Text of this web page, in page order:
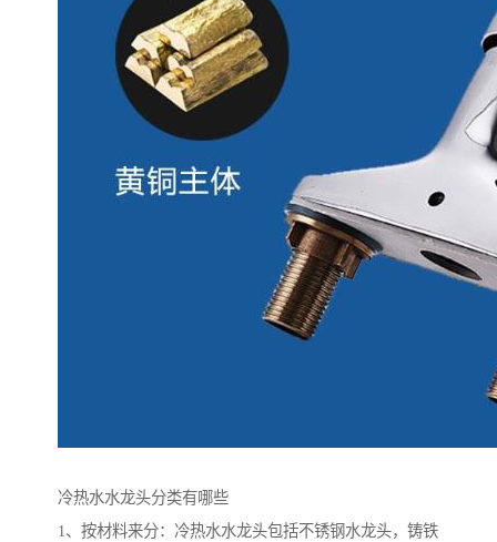
冷热水水龙头分类有哪些
1、按材料来分：冷热水水龙头包括不锈钢水龙头，铸铁